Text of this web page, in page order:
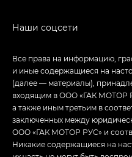
Все права на информацию,
и иные содержащиеся на
(далее — материалы),
входящим в ООО «ГАК МОТОР
а также иным третьим в
заключенных между
ООО «ГАК МОТОР РУС» и
Никакие содержащиеся на